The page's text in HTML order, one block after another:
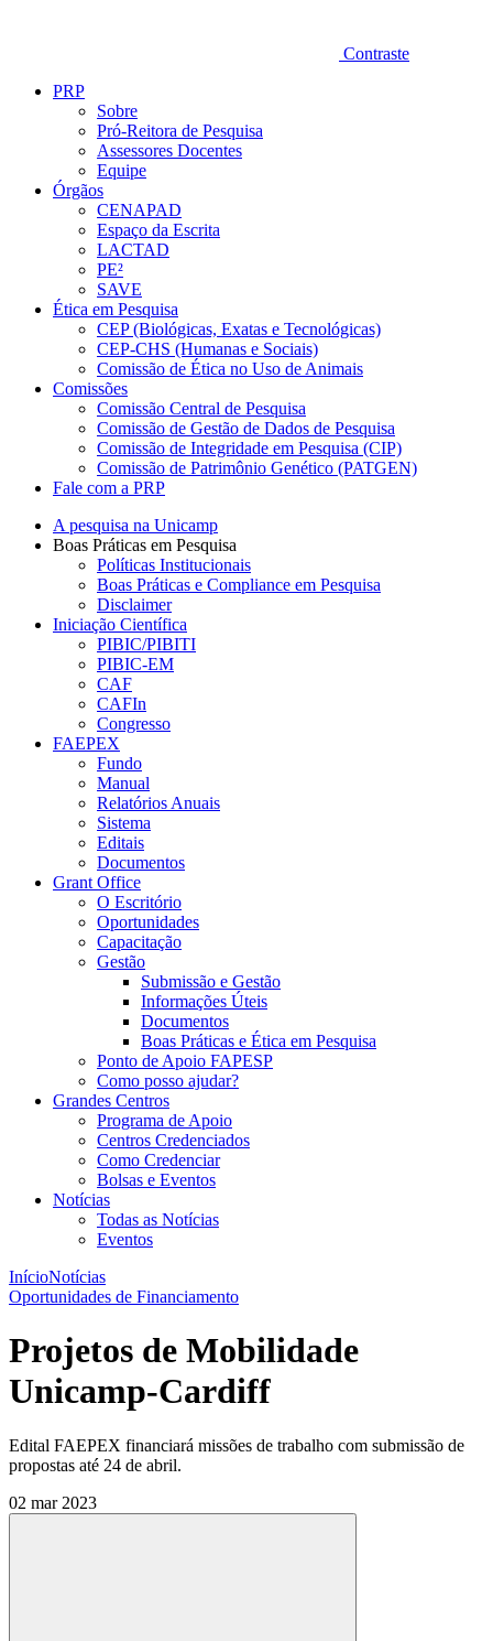
Contraste
PRP
Sobre
Pró-Reitora de Pesquisa
Assessores Docentes
Equipe
Órgãos
CENAPAD
Espaço da Escrita
LACTAD
PE²
SAVE
Ética em Pesquisa
CEP (Biológicas, Exatas e Tecnológicas)
CEP-CHS (Humanas e Sociais)
Comissão de Ética no Uso de Animais
Comissões
Comissão Central de Pesquisa
Comissão de Gestão de Dados de Pesquisa
Comissão de Integridade em Pesquisa (CIP)
Comissão de Patrimônio Genético (PATGEN)
Fale com a PRP
A pesquisa na Unicamp
Boas Práticas em Pesquisa
Políticas Institucionais
Boas Práticas e Compliance em Pesquisa
Disclaimer
Iniciação Científica
PIBIC/PIBITI
PIBIC-EM
CAF
CAFIn
Congresso
FAEPEX
Fundo
Manual
Relatórios Anuais
Sistema
Editais
Documentos
Grant Office
O Escritório
Oportunidades
Capacitação
Gestão
Submissão e Gestão
Informações Úteis
Documentos
Boas Práticas e Ética em Pesquisa
Ponto de Apoio FAPESP
Como posso ajudar?
Grandes Centros
Programa de Apoio
Centros Credenciados
Como Credenciar
Bolsas e Eventos
Notícias
Todas as Notícias
Eventos
InícioNotícias
Oportunidades de Financiamento
Projetos de Mobilidade
Unicamp-Cardiff
Edital FAEPEX financiará missões de trabalho com submissão de
propostas até 24 de abril.
02 mar 2023